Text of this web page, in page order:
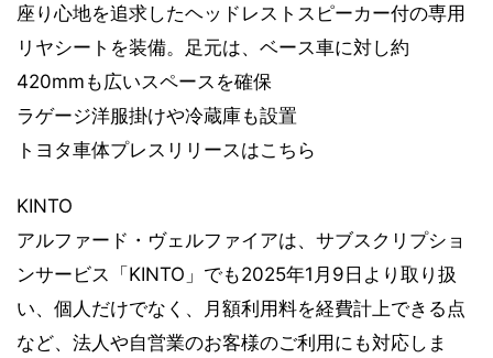
座り心地を追求したヘッドレストスピーカー付の専用
リヤシートを装備。足元は、ベース車に対し約
420mmも広いスペースを確保
ラゲージ洋服掛けや冷蔵庫も設置
トヨタ車体プレスリリースはこちら
KINTO
アルファード・ヴェルファイアは、サブスクリプショ
ンサービス「KINTO」でも2025年1月9日より取り扱
い、個人だけでなく、月額利用料を経費計上できる点
など、法人や自営業のお客様のご利用にも対応しま